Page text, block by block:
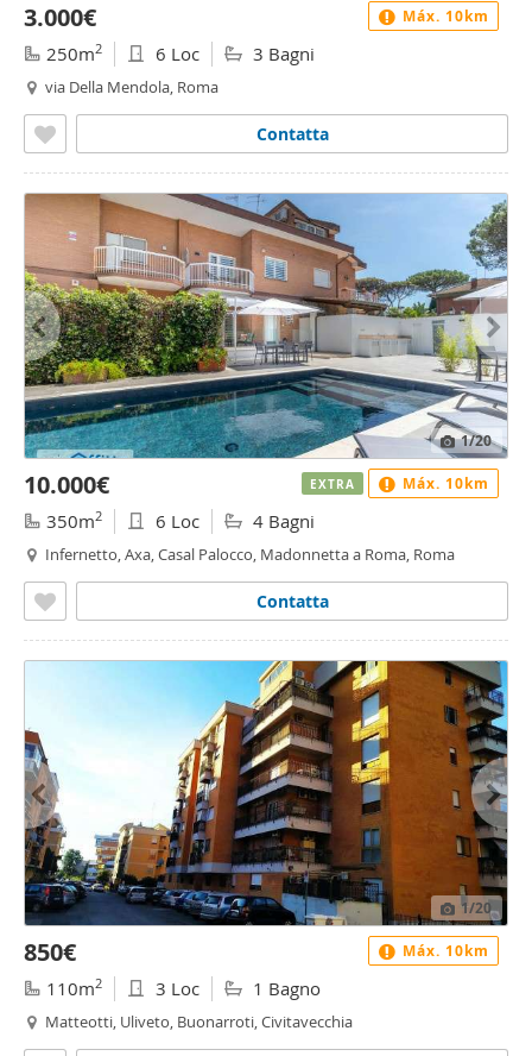
3.000€
250m2 6 Loc 3 Bagni
via Della Mendola, Roma
Contatta
Máx. 10km
1/20
10.000€
350m2 6 Loc 4 Bagni
Infernetto, Axa, Casal Palocco, Madonnetta a Roma, Roma
Contatta
EXTRA Máx. 10km
1/20
850€
110m2 3 Loc 1 Bagno
Matteotti, Uliveto, Buonarroti, Civitavecchia
Máx. 10km